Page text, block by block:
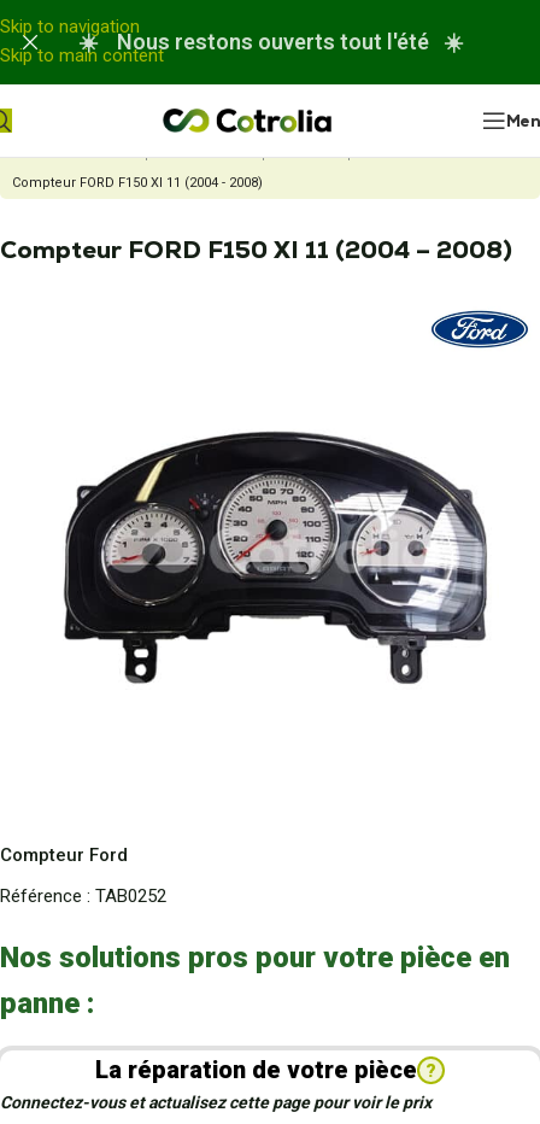
Panneau de gestion des cookies
Skip to navigation
Skip to main content
☀️ Nous restons ouverts tout l'été ☀️
Accueil Nos réparations
Réparation compteur automobile
Compteur FORD F150 XI 11 (2004 - 2008)
Compteur FORD F150 XI 11 (2004 – 2008)
Compteur Ford
Référence : TAB0252
Nos solutions pros pour votre pièce en
panne :
La réparation de votre pièce ?
Connectez-vous et actualisez cette page pour voir le prix